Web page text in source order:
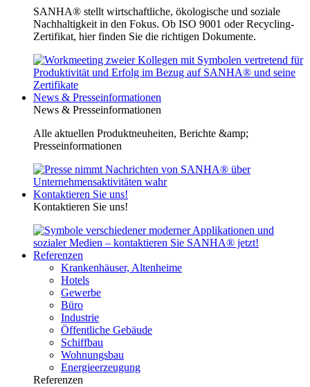
SANHA® stellt wirtschaftliche, ökologische und soziale
Nachhaltigkeit in den Fokus. Ob ISO 9001 oder Recycling-
Zertifikat, hier finden Sie die richtigen Dokumente.
News & Presseinformationen
News & Presseinformationen
Alle aktuellen Produktneuheiten, Berichte &amp;
Presseinformationen
Kontaktieren Sie uns!
Kontaktieren Sie uns!
Referenzen
Krankenhäuser, Altenheime
Hotels
Gewerbe
Büro
Industrie
Öffentliche Gebäude
Schiffbau
Wohnungsbau
Energieerzeugung
Referenzen